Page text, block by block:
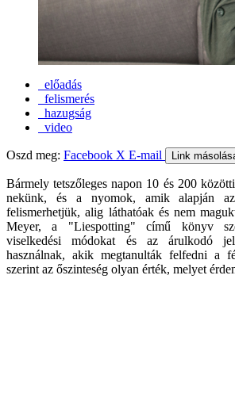
előadás
felismerés
hazugság
video
Oszd meg: Facebook X E-mail Link
Bármely tetszőleges napon 10 és 200
nekünk, és a nyomok, amik alapján
felismerhetjük, alig láthatóak és nem
Meyer, a "Liespotting" című könyv
viselkedési módokat és az árulkodó
használnak, akik megtanulták felfedni a
szerint az őszinteség olyan érték, melyet